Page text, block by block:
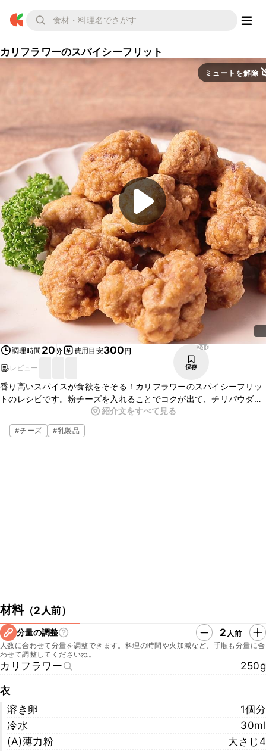
カリフラワーのスパイシーフリット
ミュートを解除
調理時間 20分 費用目安300円
レビュー
246
保存
香り高いスパイスが食欲をそそる！カリフラワーのスパイシーフリッ
トのレシピです。粉チーズを入れることでコクが出て、チリパウダー
がピリリとアクセントになっています。おかずの一つにはもちろん、
お酒のお供にもピッタリです。
紹介文をすべて見る
#チーズ #乳製品
材料（2人前）
分量の調整 2 人前
人数に合わせて分量を調整できます。料理の時間や火加減など、手順も分量に合
わせて調整してくださいね。
カリフラワー 250g
衣
溶き卵
1個分
冷水
30ml
(A)薄力粉
大さじ4